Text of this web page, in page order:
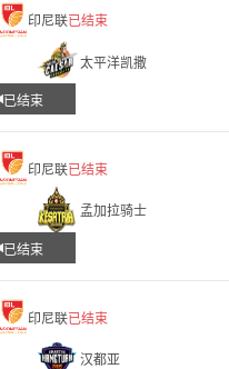
印尼联已结束
太平洋凯撒
已结束
印尼联已结束
孟加拉骑士
已结束
印尼联已结束
汉都亚